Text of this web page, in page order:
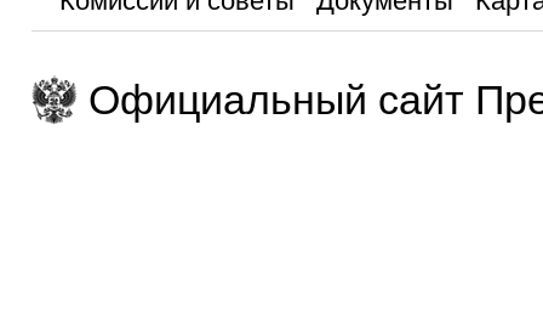
Официальный сайт